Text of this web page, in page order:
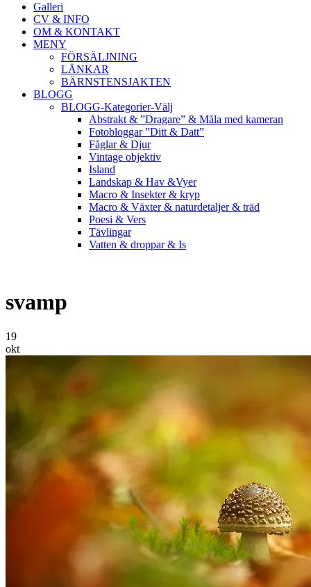
Galleri
CV & INFO
OM & KONTAKT
MENY
FÖRSÄLJNING
LÄNKAR
BÄRNSTENSJAKTEN
BLOGG
BLOGG-Kategorier-Välj
Abstrakt & ”Dragare” & Måla med kameran
Fotobloggar ”Ditt & Datt”
Fåglar & Djur
Vintage objektiv
Island
Landskap & Hav &Vyer
Macro & Insekter & kryp
Macro & Växter & naturdetaljer & träd
Poesi & Vers
Tävlingar
Vatten & droppar & Is
svamp
19
okt